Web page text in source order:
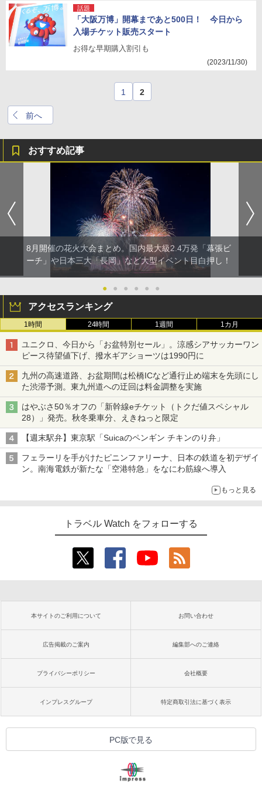
話題
「大阪万博」開幕まであと500日！ 今日から
入場チケット販売スタート
お得な早期購入割引も
(2023/11/30)
前へ
1 2
おすすめ記事
8月開催の花火大会まとめ。国内最大級2.4万発「幕張ビ
ーチ」や日本三大「長岡」など大型イベント目白押し！
● ● ● ● ● ●
アクセスランキング
1時間 24時間 1週間 1カ月
ユニクロ、今日から「お盆特別セール」。涼感シアサッカーワン
ピース待望値下げ、撥水ギアショーツは1990円に
九州の高速道路、お盆期間は松橋ICなど通行止め端末を先頭にし
た渋滞予測。東九州道への迂回は料金調整を実施
はやぶさ50％オフの「新幹線eチケット（トクだ値スペシャル
28）」発売。秋冬乗車分、えきねっと限定
【週末駅弁】東京駅「Suicaのペンギン チキンのり弁」
フェラーリを手がけたピニンファリーナ、日本の鉄道を初デザイ
ン。南海電鉄が新たな「空港特急」をなにわ筋線へ導入
もっと見る
トラベル Watch をフォローする
本サイトのご利用について お問い合わせ
広告掲載のご案内 編集部へのご連絡
プライバシーポリシー 会社概要
インプレスグループ 特定商取引法に基づく表示
PC版で見る